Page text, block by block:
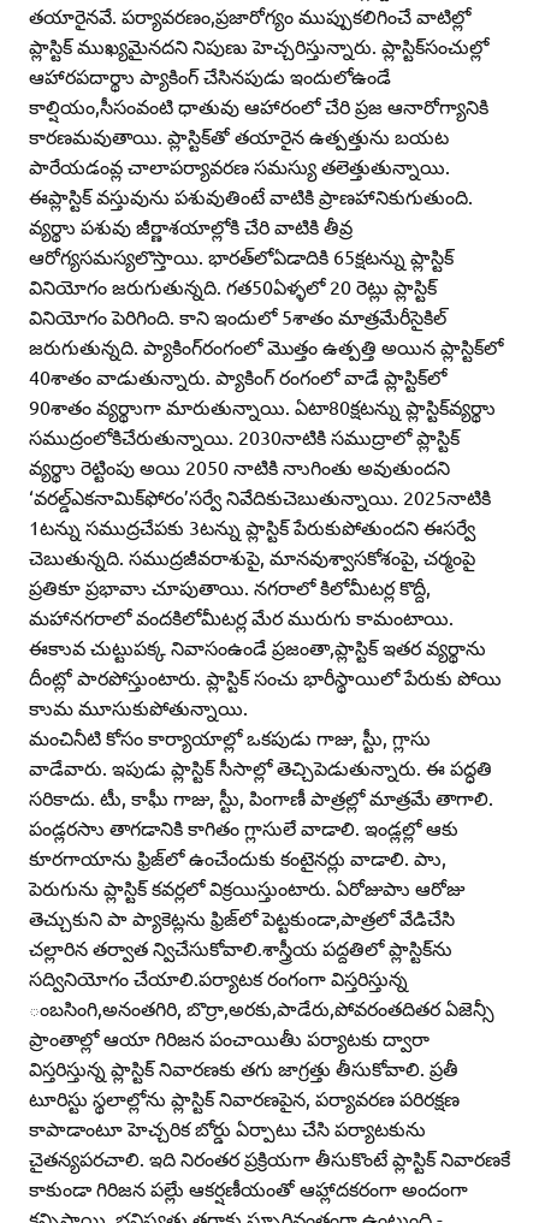
తయారైనవే. పర్యావరణం,ప్రజారోగ్యం ముప్పుకలిగించే వాటిల్లో
ప్లాస్టిక్‌ ముఖ్యమైనదని నిపుణు హెచ్చరిస్తున్నారు. ప్లాస్టిక్‌సంచుల్లో
ఆహారపదార్థాు ప్యాకింగ్‌ చేసినపుడు ఇందులోఉండే
కాల్షియం,సీసంవంటి ధాతువు ఆహారంలో చేరి ప్రజ ఆనారోగ్యానికి
కారణమవుతాయి. ప్లాస్టిక్‌తో తయారైన ఉత్పత్తును బయట
పారేయడంవ్ల చాలాపర్యావరణ సమస్యు తలెత్తుతున్నాయి.
ఈప్లాస్టిక్‌ వస్తువును పశువుతింటే వాటికి ప్రాణహానికుగుతుంది.
వ్యర్థాు పశువు జీర్ణాశయాల్లోకి చేరి వాటికి తీవ్ర
ఆరోగ్యసమస్యలొస్తాయి. భారత్‌లోఏడాదికి 65క్షటన్ను ప్లాస్టిక్‌
వినియోగం జరుగుతున్నది. గత50ఏళ్ళలో 20 రెట్లు ప్లాస్టిక్‌
వినియోగం పెరిగింది. కాని ఇందులో 5శాతం మాత్రమేరీసైకిల్‌
జరుగుతున్నది. ప్యాకింగ్‌రంగంలో మొత్తం ఉత్పత్తి అయిన ప్లాస్టిక్‌లో
40శాతం వాడుతున్నారు. ప్యాకింగ్‌ రంగంలో వాడే ప్లాస్టిక్‌లో
90శాతం వ్యర్థాుగా మారుతున్నాయి. ఏటా80క్షటన్ను ప్లాస్టిక్‌వ్యర్థాు
సముద్రంలోకిచేరుతున్నాయి. 2030నాటికి సముద్రాలో ప్లాస్టిక్‌
వ్యర్థాు రెట్టింపు అయి 2050 నాటికి నాుగింతు అవుతుందని
‘వరల్డ్‌ఎకనామిక్‌ఫోరం’సర్వే నివేదికుచెబుతున్నాయి. 2025నాటికి
1టన్ను సముద్రచేపకు 3టన్ను ప్లాస్టిక్‌ పేరుకుపోతుందని ఈసర్వే
చెబుతున్నది. సముద్రజీవరాశుపై, మానవుశ్వాసకోశంపై, చర్మంపై
ప్రతికూ ప్రభావాు చూపుతాయి. నగరాలో కిలోమీటర్ల కొద్దీ,
మహానగరాలో వందకిలోమీటర్ల మేర మురుగు కామంటాయి.
ఈకాువ చుట్టుపక్క నివాసంఉండే ప్రజంతా,ప్లాస్టిక్‌ ఇతర వ్యర్థాను
దీంట్లో పారపోస్తుంటారు. ప్లాస్టిక్‌ సంచు భారీస్థాయిలో పేరుకు పోయి
కాుమ మూసుకుపోతున్నాయి.
మంచినీటి కోసం కార్యాయాల్లో ఒకపుడు గాజు, స్టీు, గ్లాసు
వాడేవారు. ఇపుడు ప్లాస్టిక్‌ సీసాల్లో తెచ్చిపెడుతున్నారు. ఈ పద్ధతి
సరికాదు. టీు, కాఫీు గాజు, స్టీు, పింగాణీ పాత్రల్లో మాత్రమే తాగాలి.
పండ్లరసాు తాగడానికి కాగితం గ్లాసులే వాడాలి. ఇండ్లల్లో ఆకు
కూరగాయాను ఫ్రిజ్‌లో ఉంచేందుకు కంటైనర్లు వాడాలి. పాు,
పెరుగును ప్లాస్టిక్‌ కవర్లలో విక్రయిస్తుంటారు. ఏరోజుపాు ఆరోజు
తెచ్చుకుని పా ప్యాకెట్లను ఫ్రిజ్‌లో పెట్టకుండా,పాత్రలో వేడిచేసి
చల్లారిన తర్వాత న్విచేసుకోవాలి.శాస్త్రీయ పద్దతిలో ప్లాస్టిక్‌ను
సద్వినియోగం చేయాలి.పర్యాటక రంగంగా విస్తరిస్తున్న
ంబసింగి,అనంతగిరి, బొర్రా,అరకు,పాడేరు,పోవరంతదితర ఏజెన్సీ
ప్రాంతాల్లో ఆయా గిరిజన పంచాయితీు పర్యాటకు ద్వారా
విస్తరిస్తున్న ప్లాస్టిక్‌ నివారణకు తగు జాగ్రత్తు తీసుకోవాలి. ప్రతీ
టూరిస్టు స్థలాల్లోను ప్లాస్టిక్‌ నివారణపైన, పర్యావరణ పరిరక్షణ
కాపాడాంటూ హెచ్చరిక బోర్డు ఏర్పాటు చేసి పర్యాటకును
చైతన్యపరచాలి. ఇది నిరంతర ప్రక్రియగా తీసుకొంటే ప్లాస్టిక్‌ నివారణకే
కాకుండా గిరిజన పల్లేు ఆకర్షణీయంతో ఆహ్లాదకరంగా అందంగా